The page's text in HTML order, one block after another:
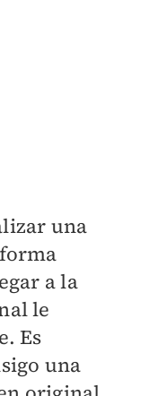
una
a la
le
Es
una